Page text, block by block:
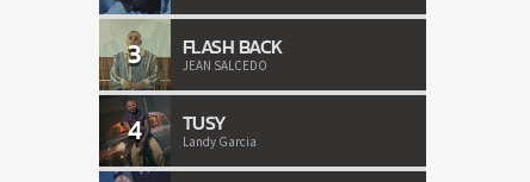
3 FLASH BACK
JEAN SALCEDO
4 TUSY
Landy Garcia